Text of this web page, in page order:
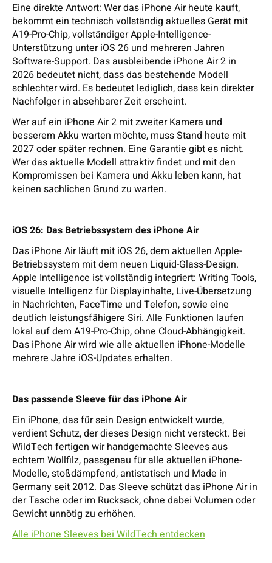
Eine direkte Antwort: Wer das iPhone Air heute kauft,
bekommt ein technisch vollständig aktuelles Gerät mit
A19-Pro-Chip, vollständiger Apple-Intelligence-
Unterstützung unter iOS 26 und mehreren Jahren
Software-Support. Das ausbleibende iPhone Air 2 in
2026 bedeutet nicht, dass das bestehende Modell
schlechter wird. Es bedeutet lediglich, dass kein direkter
Nachfolger in absehbarer Zeit erscheint.
Wer auf ein iPhone Air 2 mit zweiter Kamera und
besserem Akku warten möchte, muss Stand heute mit
2027 oder später rechnen. Eine Garantie gibt es nicht.
Wer das aktuelle Modell attraktiv findet und mit den
Kompromissen bei Kamera und Akku leben kann, hat
keinen sachlichen Grund zu warten.
iOS 26: Das Betriebssystem des iPhone Air
Das iPhone Air läuft mit iOS 26, dem aktuellen Apple-
Betriebssystem mit dem neuen Liquid-Glass-Design.
Apple Intelligence ist vollständig integriert: Writing Tools,
visuelle Intelligenz für Displayinhalte, Live-Übersetzung
in Nachrichten, FaceTime und Telefon, sowie eine
deutlich leistungsfähigere Siri. Alle Funktionen laufen
lokal auf dem A19-Pro-Chip, ohne Cloud-Abhängigkeit.
Das iPhone Air wird wie alle aktuellen iPhone-Modelle
mehrere Jahre iOS-Updates erhalten.
Das passende Sleeve für das iPhone Air
Ein iPhone, das für sein Design entwickelt wurde,
verdient Schutz, der dieses Design nicht versteckt. Bei
WildTech fertigen wir handgemachte Sleeves aus
echtem Wollfilz, passgenau für alle aktuellen iPhone-
Modelle, stoßdämpfend, antistatisch und Made in
Germany seit 2012. Das Sleeve schützt das iPhone Air in
der Tasche oder im Rucksack, ohne dabei Volumen oder
Gewicht unnötig zu erhöhen.
Alle iPhone Sleeves bei WildTech entdecken